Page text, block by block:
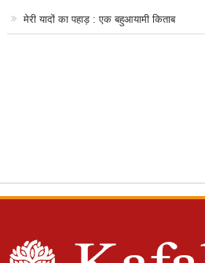
मेरी यादों का पहाड़ : एक बहुआयामी किताब